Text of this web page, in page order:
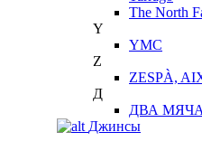
The North
Y
YMC
Z
ZESPÀ,
Д
ДВА МЯЧА
Джинсы